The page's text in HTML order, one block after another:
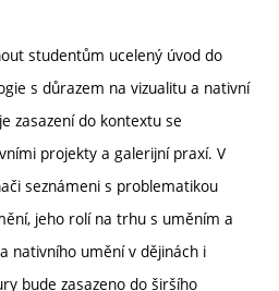
studentům ucelený úvod do
s důrazem na vizualitu a nativní
zasazení do kontextu se
projekty a galerijní praxí. V
seznámeni s problematikou
jeho rolí na trhu s uměním a
nativního umění v dějinách i
bude zasazeno do širšího